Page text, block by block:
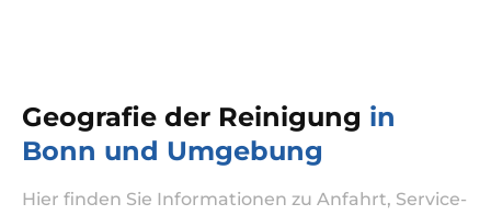
Geografie der Reinigung in
Bonn und Umgebung
Hier finden Sie Informationen zu Anfahrt, Service-